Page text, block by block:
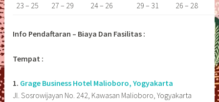
23 – 25
27 – 29 24 – 26 29 – 31 26 – 28
Info Pendaftaran – Biaya Dan Fasilitas :
Tempat :
1. Grage Business Hotel Malioboro, Yogyakarta
Jl. Sosrowijayan No. 242, Kawasan Malioboro, Yogyakarta